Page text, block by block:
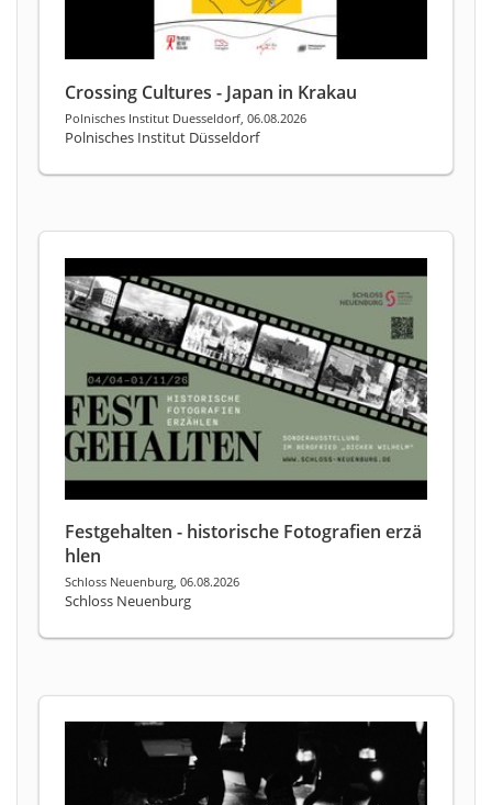
Crossing Cultures - Japan in Krakau
Polnisches Institut Duesseldorf, 06.08.2026
Polnisches Institut Düsseldorf
Festgehalten - historische Fotografien erzä
hlen
Schloss Neuenburg, 06.08.2026
Schloss Neuenburg